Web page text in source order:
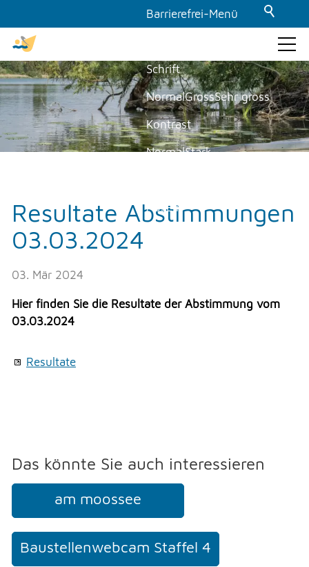
Barrierefrei-Menü
Powered by Weblication® CMS
Schrift
NormalGrossSehr gross
Kontrast
NormalStark
AusEin
GEMEINDE & POLITIK
Gemeinde
Politik
Baustellenwebcam Staffel 4
Lehrstellen / Schnupperlehren
Offene Stellen
Veranstaltungen
Überbauung Moosbühl
FREIZEIT
Resultate Abstimmungen
03.03.2024
03. Mär 2024
Hier finden Sie die Resultate der Abstimmung vom
03.03.2024
Resultate
Das könnte Sie auch interessieren
am moossee
Baustellenwebcam Staffel 4